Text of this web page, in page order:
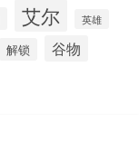
艾尔 英雄
解锁 谷物